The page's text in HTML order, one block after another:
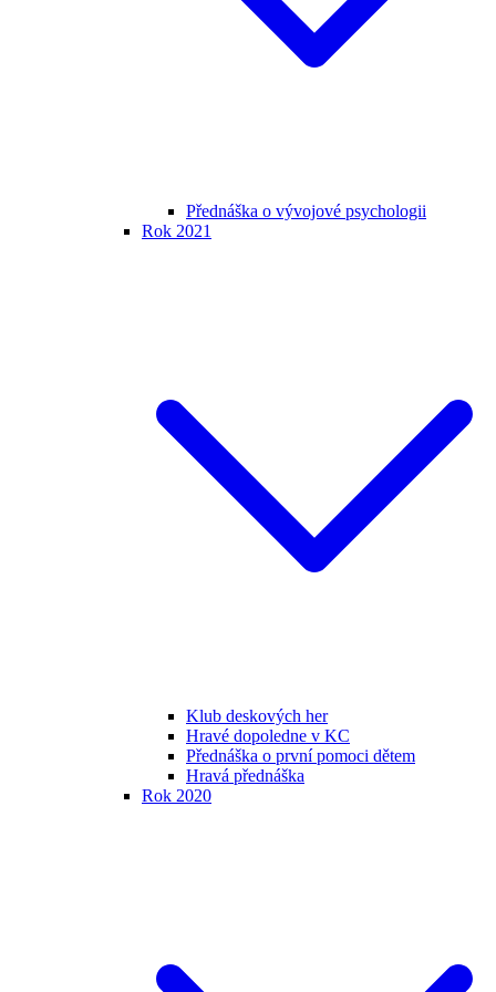
Přednáška o vývojové psychologii
Rok 2021
Klub deskových her
Hravé dopoledne v KC
Přednáška o první pomoci dětem
Hravá přednáška
Rok 2020